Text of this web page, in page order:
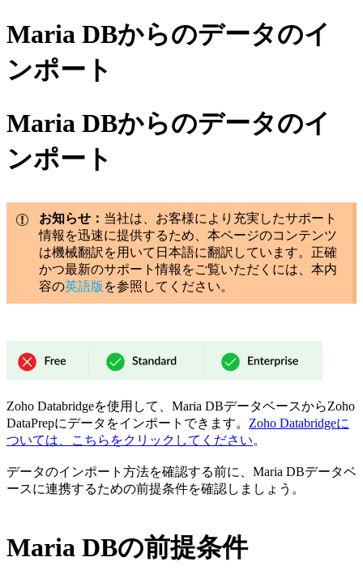
Maria DBからのデータのイ
ンポート
Maria DBからのデータのイ
ンポート
お知らせ： 当社は、お客様により充実したサポート
情報を迅速に提供するため、本ページのコンテンツ
は機械翻訳を用いて日本語に翻訳しています。正確
かつ最新のサポート情報をご覧いただくには、本内
容の英語版 を参照してください。
Zoho Databridgeを使用して、Maria DBデータベースからZoho
DataPrepにデータをインポートできます。 Zoho Databridgeに
ついては、こちらをクリックしてください。
データのインポート方法を確認する前に、 Maria DBデータベ
ースに連携するための前提条件を確認しましょう。
Maria DBの前提条件